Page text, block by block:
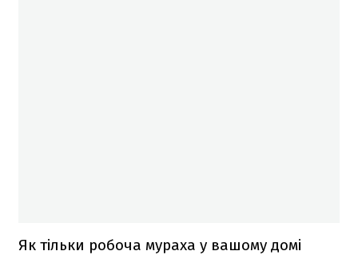
Як тільки робоча мураха у вашому домі